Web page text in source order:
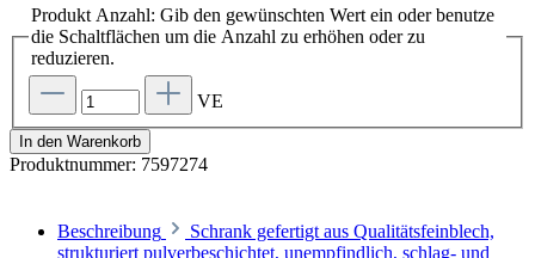
Produkt Anzahl: Gib den gewünschten Wert ein oder benutze
die Schaltflächen um die Anzahl zu erhöhen oder zu
reduzieren.
VE
In den Warenkorb
Produktnummer: 7597274
Beschreibung
Schrank gefertigt aus Qualitätsfeinblech,
strukturiert pulverbeschichtet, unempfindlich, schlag- und